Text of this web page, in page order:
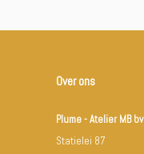
Over ons
Plume - Atelier MB bv
Statielei 87